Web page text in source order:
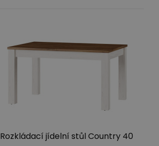
Rozkládací jídelní stůl Country 40